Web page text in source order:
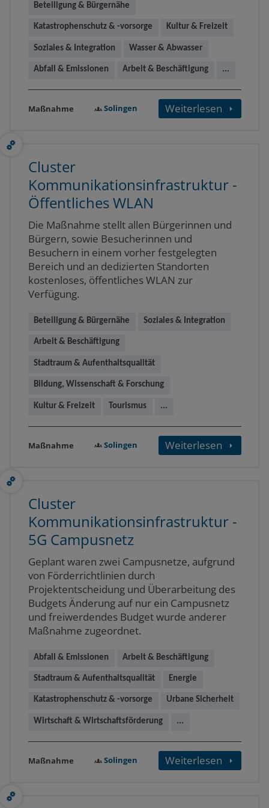
Beteiligung & Bürgernähe
Katastrophenschutz & -vorsorge Kultur & Freizeit
Soziales & Integration Wasser & Abwasser
Abfall & Emissionen Arbeit & Beschäftigung ...
Maßnahme Solingen Weiterlesen
Cluster
Kommunikationsinfrastruktur -
Öffentliches WLAN
Die Maßnahme stellt allen Bürgerinnen und
Bürgern, sowie Besucherinnen und
Besuchern in einem vorher festgelegten
Bereich und an dedizierten Standorten
kostenloses, öffentliches WLAN zur
Verfügung.
Beteiligung & Bürgernähe Soziales & Integration
Arbeit & Beschäftigung
Stadtraum & Aufenthaltsqualität
Bildung, Wissenschaft & Forschung
Kultur & Freizeit Tourismus ...
Maßnahme Solingen Weiterlesen
Cluster
Kommunikationsinfrastruktur -
5G Campusnetz
Geplant waren zwei Campusnetze, aufgrund
von Förderrichtlinien durch
Projektentscheidung und Überarbeitung des
Budgets Änderung auf nur ein Campusnetz
und freiwerdendes Budget wurde anderer
Maßnahme zugeordnet.
Abfall & Emissionen Arbeit & Beschäftigung
Stadtraum & Aufenthaltsqualität Energie
Katastrophenschutz & -vorsorge Urbane Sicherheit
Wirtschaft & Wirtschaftsförderung ...
Maßnahme Solingen Weiterlesen